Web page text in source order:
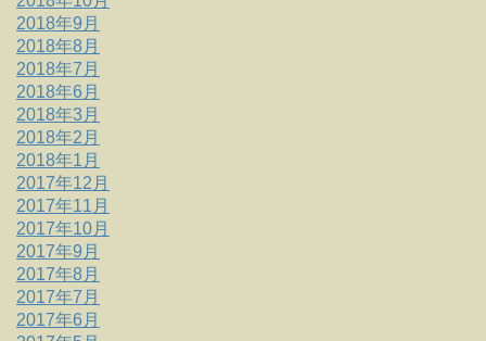
2018年9月
2018年8月
2018年7月
2018年6月
2018年3月
2018年2月
2018年1月
2017年12月
2017年11月
2017年10月
2017年9月
2017年8月
2017年7月
2017年6月